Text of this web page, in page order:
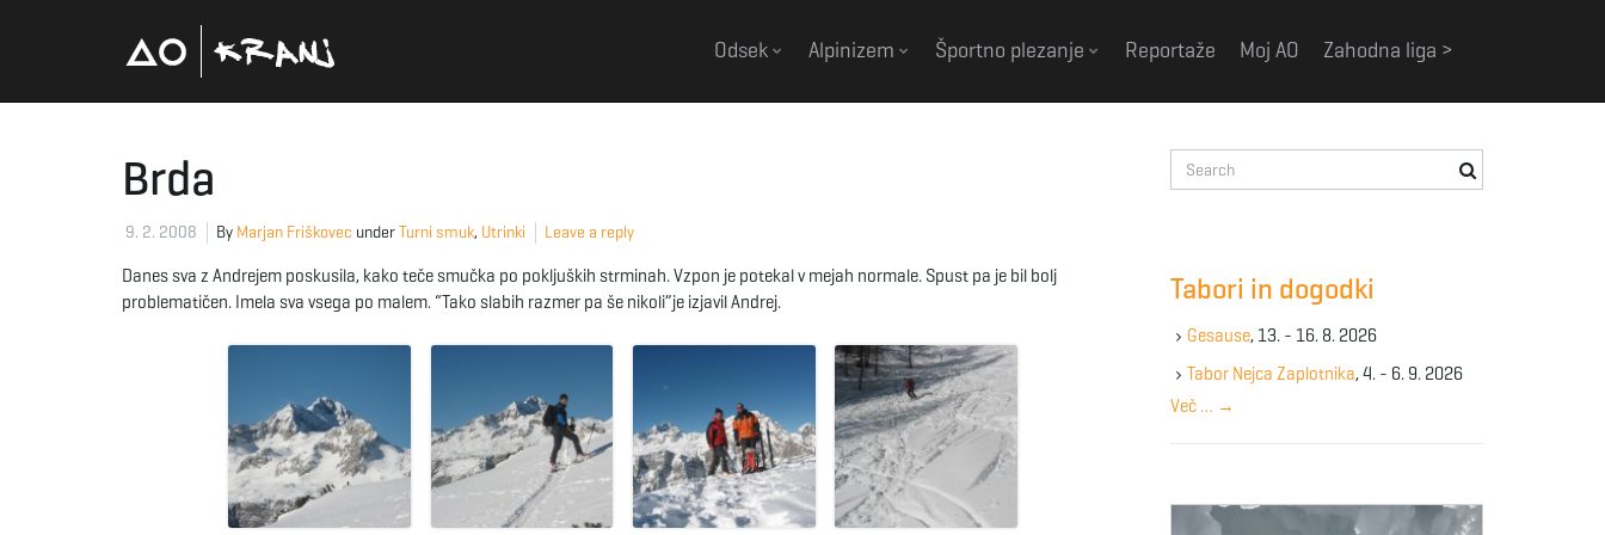
Odsek Alpinizem Športno plezanje Reportaže Moj AO Zahodna liga >
Brda
9. 2. 2008 By Marjan Friškovec underTurni smuk, Utrinki Leave a reply
Danes sva z Andrejem poskusila, kako teče smučka po pokljuških strminah. Vzpon je potekal v mejah normale. Spust pa je bil bolj
problematičen. Imela sva vsega po malem. “Tako slabih razmer pa še nikoli”je izjavil Andrej.
e
e
y
w
r
Tabori in dogodki
Gesause, 13. - 16. 8. 2026
Tabor Nejca Zaplotnika, 4. - 6. 9. 2026
Več … →